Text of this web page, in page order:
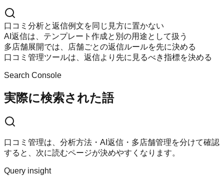
口コミ分析と返信例文を同じ見方に置かない
AI返信は、テンプレート作成と別の用途として扱う
多店舗展開では、店舗ごとの返信ルールを先に決める
口コミ管理ツールは、返信より先に見るべき指標を決める
Search Console
実際に検索された語
口コミ管理は、分析方法・AI返信・多店舗管理を分けて確認
すると、次に読むページが決めやすくなります。
Query insight